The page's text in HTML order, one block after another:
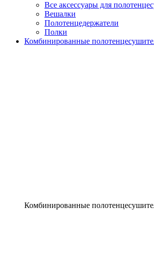
Все аксессуары для
Вешалки
Полотенцедержатели
Полки
Комбинированные
Комбинированные